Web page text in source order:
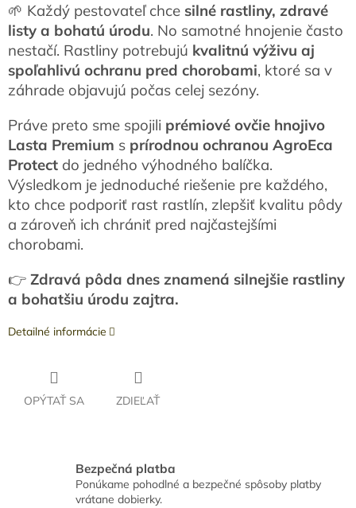
🌱 Každý pestovateľ chce silné rastliny, zdravé
listy a bohatú úrodu. No samotné hnojenie často
nestačí. Rastliny potrebujú kvalitnú výživu aj
spoľahlivú ochranu pred chorobami, ktoré sa v
záhrade objavujú počas celej sezóny.
Práve preto sme spojili prémiové ovčie hnojivo
Lasta Premium s prírodnou ochranou AgroEca
Protect do jedného výhodného balíčka.
Výsledkom je jednoduché riešenie pre každého,
kto chce podporiť rast rastlín, zlepšiť kvalitu pôdy
a zároveň ich chrániť pred najčastejšími
chorobami.
👉 Zdravá pôda dnes znamená silnejšie rastliny
a bohatšiu úrodu zajtra.
Detailné informácie
OPÝTAŤ SA ZDIEĽAŤ
Bezpečná platba
Ponúkame pohodlné a bezpečné spôsoby platby
vrátane dobierky.